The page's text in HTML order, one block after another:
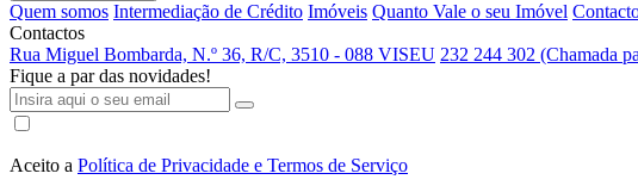
Quem somos Intermediação de Crédito Imóveis Quanto Vale o seu Imóvel
Contactos
Rua Miguel Bombarda, N.º 36, R/C, 3510 - 088 VISEU 232 244 302 (Chamada
Fique a par das novidades!
Aceito a Política de Privacidade e Termos de Serviço